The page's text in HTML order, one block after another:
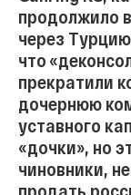
продолжило
через
что
прекратили
дочернюю
уставного
«дочки», но
чиновники,
продать